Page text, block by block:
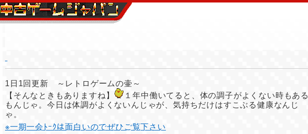
1日1回更新 ～レトロゲームの壷～
【そんなときもありますね】
１年中働いてると、体の調子がよくない時もある
もんじゃ。今日は体調がよくないんじゃが、気持ちだけはすこぶる健康なんじ
ゃ。
※一期一会ﾄｰｸは面白いのでぜひご覧下さい